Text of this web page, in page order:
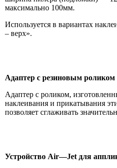
максимально 100мм.
Используется в вариантах
– верх».
Адаптер с резиновым
Адаптер с роликом,
наклеивания и прикатывания
позволяет сглаживать
Устройство Air—Jet для